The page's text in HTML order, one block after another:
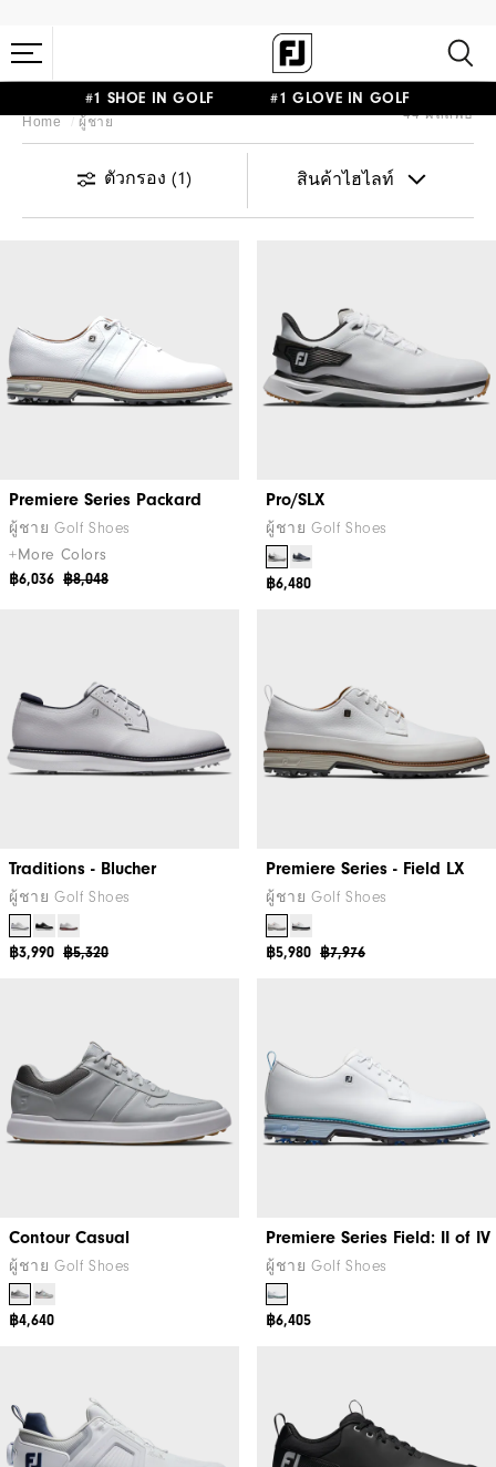
#1 SHOE IN GOLF #1 GLOVE IN GOLF
Home ผู้ชาย 44 ผลลัพธ์
ตัวกรอง (1)
Premiere Series Packard
ผู้ชาย Golf Shoes
+More Colors
฿8,048
฿6,036
Pro/SLX
ผู้ชาย Golf Shoes
฿6,480
Traditions - Blucher
ผู้ชาย Golf Shoes
฿5,320
฿3,990
Premiere Series - Field LX
ผู้ชาย Golf Shoes
฿7,976
฿5,980
Contour Casual
ผู้ชาย Golf Shoes
฿4,640
Premiere Series Field: II of IV
ผู้ชาย Golf Shoes
฿6,405